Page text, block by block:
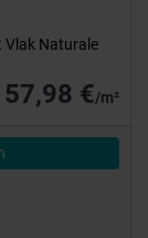
Vlak Naturale
57,98 €/m²